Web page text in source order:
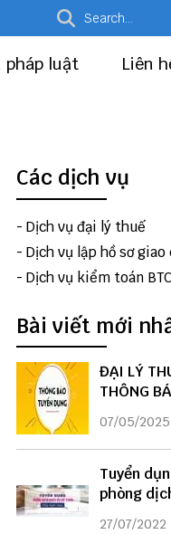
pháp luật Liên
Các dịch vụ
- Dịch vụ đại lý thuế
- Dịch vụ lập hồ sơ
- Dịch vụ kiểm toán
Bài viết mới
ĐẠI LÝ
THÔNG
DỤNG
07/05/2025
Tuyển
phòng
năm 2022
27/07/2022